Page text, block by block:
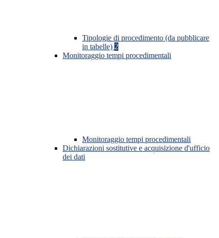
Tipologie di procedimento (da pubblicare
in tabelle) 2
Monitoraggio tempi procedimentali
Monitoraggio tempi procedimentali
Dichiarazioni sostitutive e acquisizione d'ufficio
dei dati